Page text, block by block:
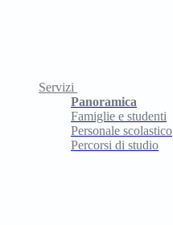
Servizi
Panoramica
Famiglie e studenti
Personale scolastico
Percorsi di studio